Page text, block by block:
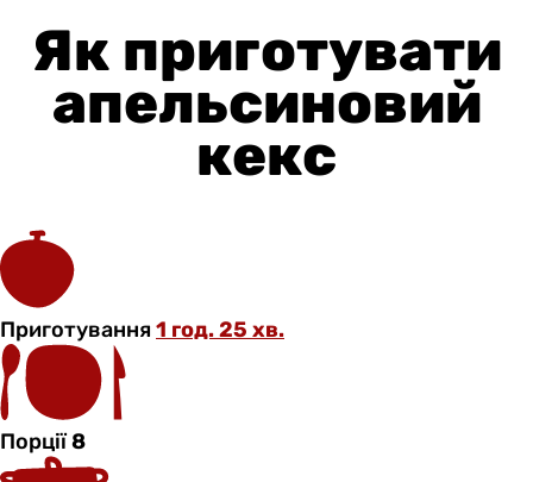
Як приготувати
апельсиновий
кекс
Приготування1 год. 25 хв.
Порції8